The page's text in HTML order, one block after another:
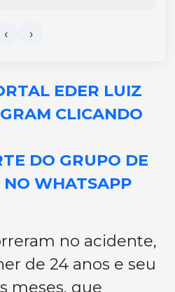
EDER LUIZ
CLICANDO
DO GRUPO DE
NO WHATSAPP
no acidente,
de 24 anos e seu
meses, que